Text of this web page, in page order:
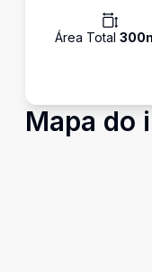
Área Total 300
Mapa do